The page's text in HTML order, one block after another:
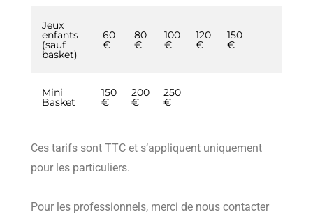
Jeux
enfants
(sauf
basket)
60
€
80
€
100
€
120
€
150
€
Mini
Basket
150
€
200
€
250
€
Ces tarifs sont TTC et s’appliquent uniquement
pour les particuliers.
Pour les professionnels, merci de nous contacter